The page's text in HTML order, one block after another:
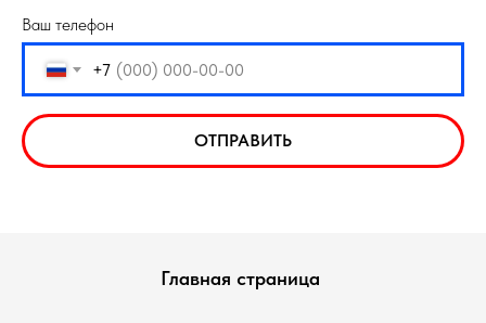
Ваш телефон
+7
ОТПРАВИТЬ
Главная страница